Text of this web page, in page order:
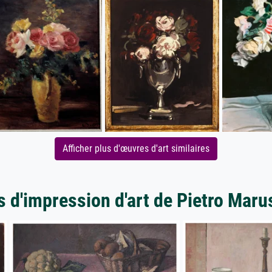
Afficher plus d'œuvres d'art similaires
d'impression d'art de Pietro